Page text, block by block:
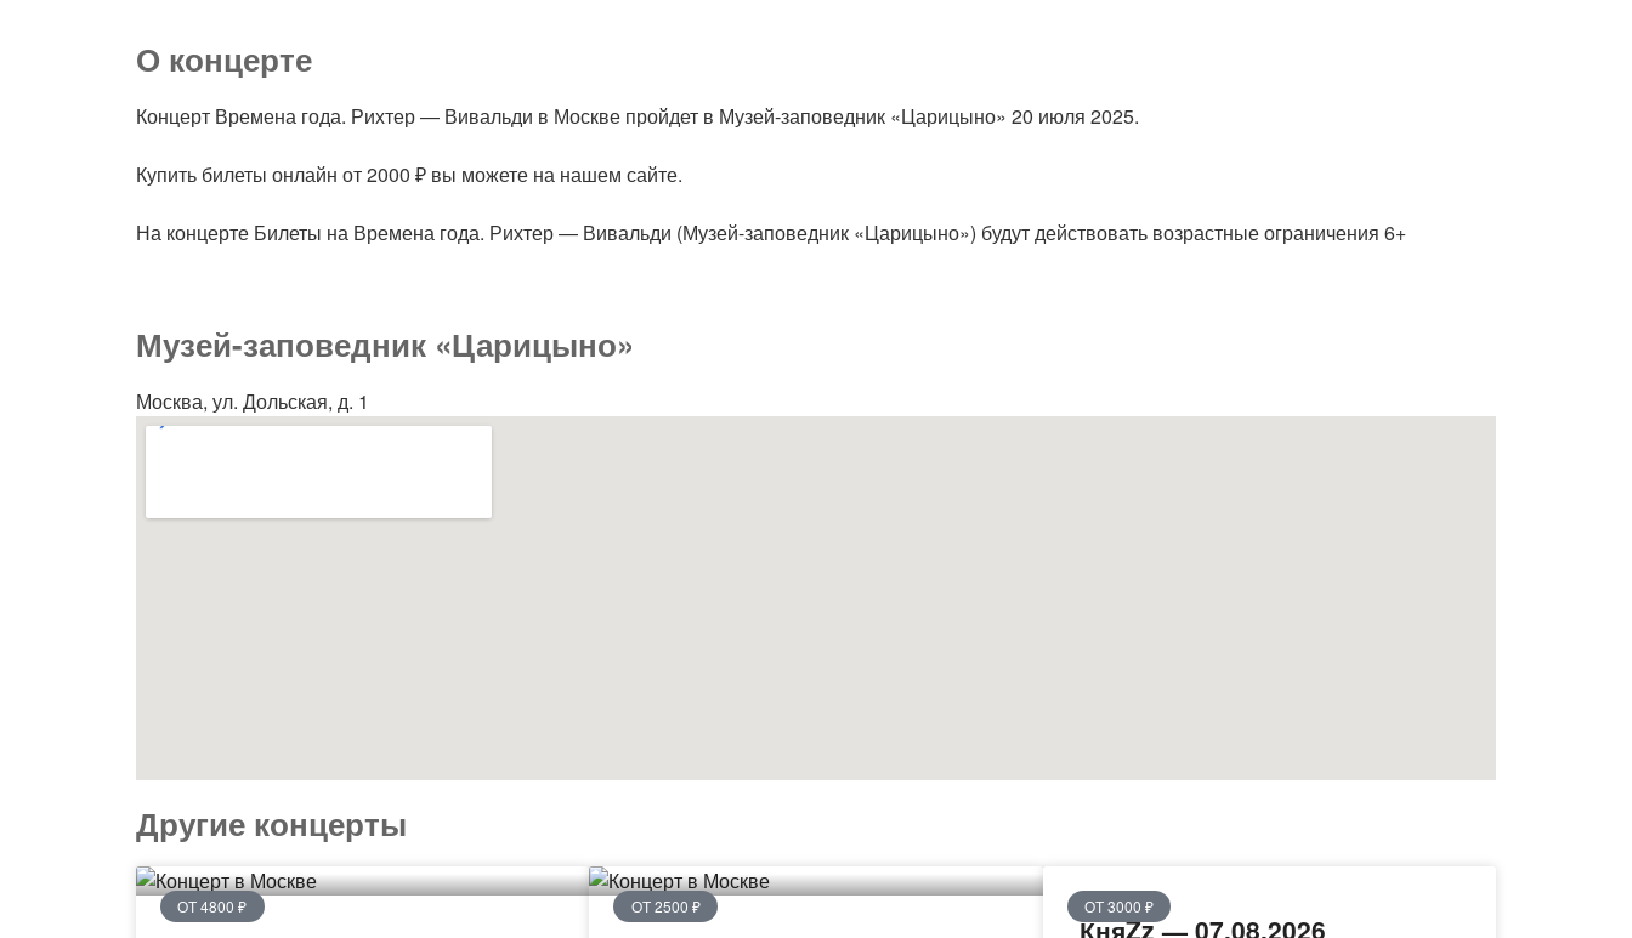
О концерте
Концерт Времена года. Рихтер — Вивальди в Москве пройдет в Музей-заповедник «Царицыно» 20 июля 2025.
Купить билеты онлайн от 2000 ₽ вы можете на нашем сайте.
На концерте Билеты на Времена года. Рихтер — Вивальди (Музей-заповедник «Царицыно») будут действовать возрастные ограничения 6+
Музей-заповедник «Царицыно»
Москва, ул. Дольская, д. 1
Другие концерты
ОТ 4800 ₽ ОТ 2500 ₽ ОТ 3000 ₽
КняZz — 07.08.2026